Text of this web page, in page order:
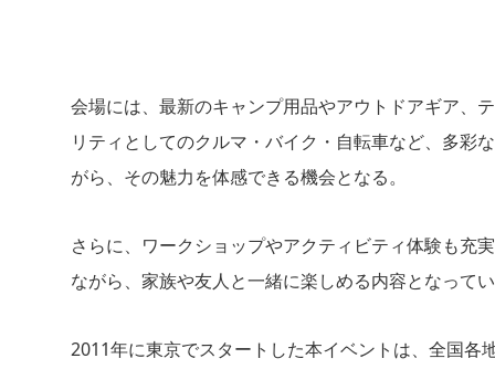
会場には、最新のキャンプ用品やアウトドアギア、
リティとしてのクルマ・バイク・自転車など、多彩
がら、その魅力を体感できる機会となる。
さらに、ワークショップやアクティビティ体験も充
ながら、家族や友人と一緒に楽しめる内容となって
2011年に東京でスタートした本イベントは、全国